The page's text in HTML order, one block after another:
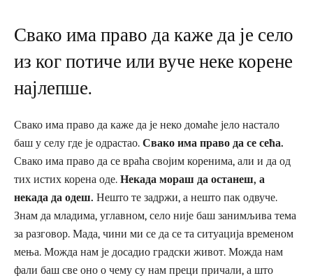
Свако има право да каже да је село
из ког потиче или вуче неке корене
најлепше.
Свако има право да каже да је неко домаће јело настало
баш у селу где је одрастао. Свако има право да се сећа.
Свако има право да се враћа својим коренима, али и да од
тих истих корена оде. Некада мораш да останеш, а
некада да одеш. Нешто те задржи, а нешто пак одвуче.
Знам да младима, углавном, село није баш занимљива тема
за разговор. Мада, чини ми се да се та ситуација временом
мења. Можда нам је досадио градски живот. Можда нам
фали баш све оно о чему су нам преци причали, а што